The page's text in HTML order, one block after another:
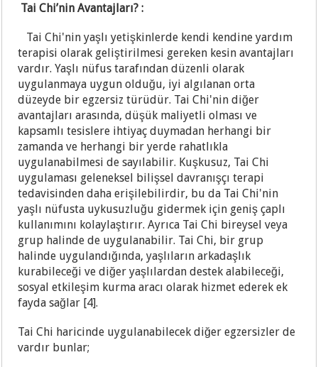
Tai Chi’nin Avantajları? :
Tai Chi'nin yaşlı yetişkinlerde kendi kendine yardım
terapisi olarak geliştirilmesi gereken kesin avantajları
vardır. Yaşlı nüfus tarafından düzenli olarak
uygulanmaya uygun olduğu, iyi algılanan orta
düzeyde bir egzersiz türüdür. Tai Chi'nin diğer
avantajları arasında, düşük maliyetli olması ve
kapsamlı tesislere ihtiyaç duymadan herhangi bir
zamanda ve herhangi bir yerde rahatlıkla
uygulanabilmesi de sayılabilir. Kuşkusuz, Tai Chi
uygulaması geleneksel bilişsel davranışçı terapi
tedavisinden daha erişilebilirdir, bu da Tai Chi'nin
yaşlı nüfusta uykusuzluğu gidermek için geniş çaplı
kullanımını kolaylaştırır. Ayrıca Tai Chi bireysel veya
grup halinde de uygulanabilir. Tai Chi, bir grup
halinde uygulandığında, yaşlıların arkadaşlık
kurabileceği ve diğer yaşlılardan destek alabileceği,
sosyal etkileşim kurma aracı olarak hizmet ederek ek
fayda sağlar [4].
Tai Chi haricinde uygulanabilecek diğer egzersizler de
vardır bunlar;